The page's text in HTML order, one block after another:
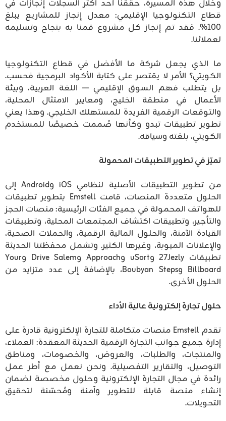
وخلال هذه المسيرة، حققنا أحد أكثر السجلات إنجازات في
قطاع التكنولوجيا الإقليمي: معدل إنجاز للمشاريع يبلغ
100%. فقد تم إنجاز كل مشروع قمنا به بنجاح وتسليمه
لعملائنا.
ما الذي يجعل شركة ما الأفضل في قطاع التكنولوجيا
الكويتي؟ الأمر لا يقتصر على كتابة الأكواد البرمجية فحسب.
بل يتطلب فهم السوق الإقليمي — اللغة العربية، وبيئة
الأعمال في منطقة الخليج، ومعايير الامتثال المحلية،
والتوقعات الرقمية الفريدة للمستهلك الخليجي. وهذا يعني
تطوير تطبيقات تبدو وكأنها صُممت خصيصًا للمستخدم
الكويتي، بلغته وسياقه.
تميّز في تطوير التطبيقات المحمولة
من تطوير التطبيقات الأصلية لنظامي iOS وAndroid إلى
الحلول متعددة المنصات، قامت Emstell بتطوير تطبيقات
للهواتف المحمولة في جميع الفئات الرئيسية: منصات الحجز
والتأجير، وتطبيقات اكتشاف المجتمعات المحلية، وتطبيقات
القيادة الآمنة، والحلول المالية الرقمية، والحملات الصحية،
والإعلانات المبوبة، وغيرها الكثير. وتشمل محفظتنا الحديثة
تطبيقات 27Jezly وuSort وApproach وDrive Salem وYour
Billboard وBoubyan Steps، بالإضافة إلى عدد متزايد من
الحلول الأخرى.
حلول تجارة إلكترونية عالية الأداء
تقدم Emstell منصات متكاملة للتجارة الإلكترونية قادرة على
إدارة جميع جوانب التجارة الرقمية الحديثة المعقدة: العملاء،
والمنتجات، والطلبات، والعروض، والخصومات، ومناطق
التوصيل، والتقارير التفصيلية. ونحن نعمل مع أطر عمل
رائدة في مجال التجارة الإلكترونية وحلول مخصصة لضمان
إنشاء منصة قابلة للتطوير وآمنة ومُحسّنة لتحقيق
التحويلات.